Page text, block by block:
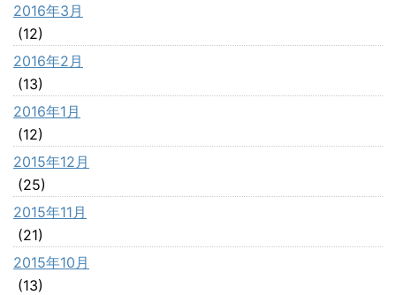
2016年3月
(12)
2016年2月
(13)
2016年1月
(12)
2015年12月
(25)
2015年11月
(21)
2015年10月
(13)